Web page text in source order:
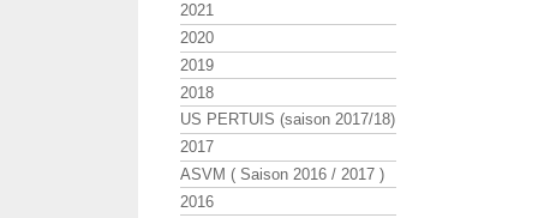
2021
2020
2019
2018
US PERTUIS (saison 2017/18)
2017
ASVM ( Saison 2016 / 2017 )
2016